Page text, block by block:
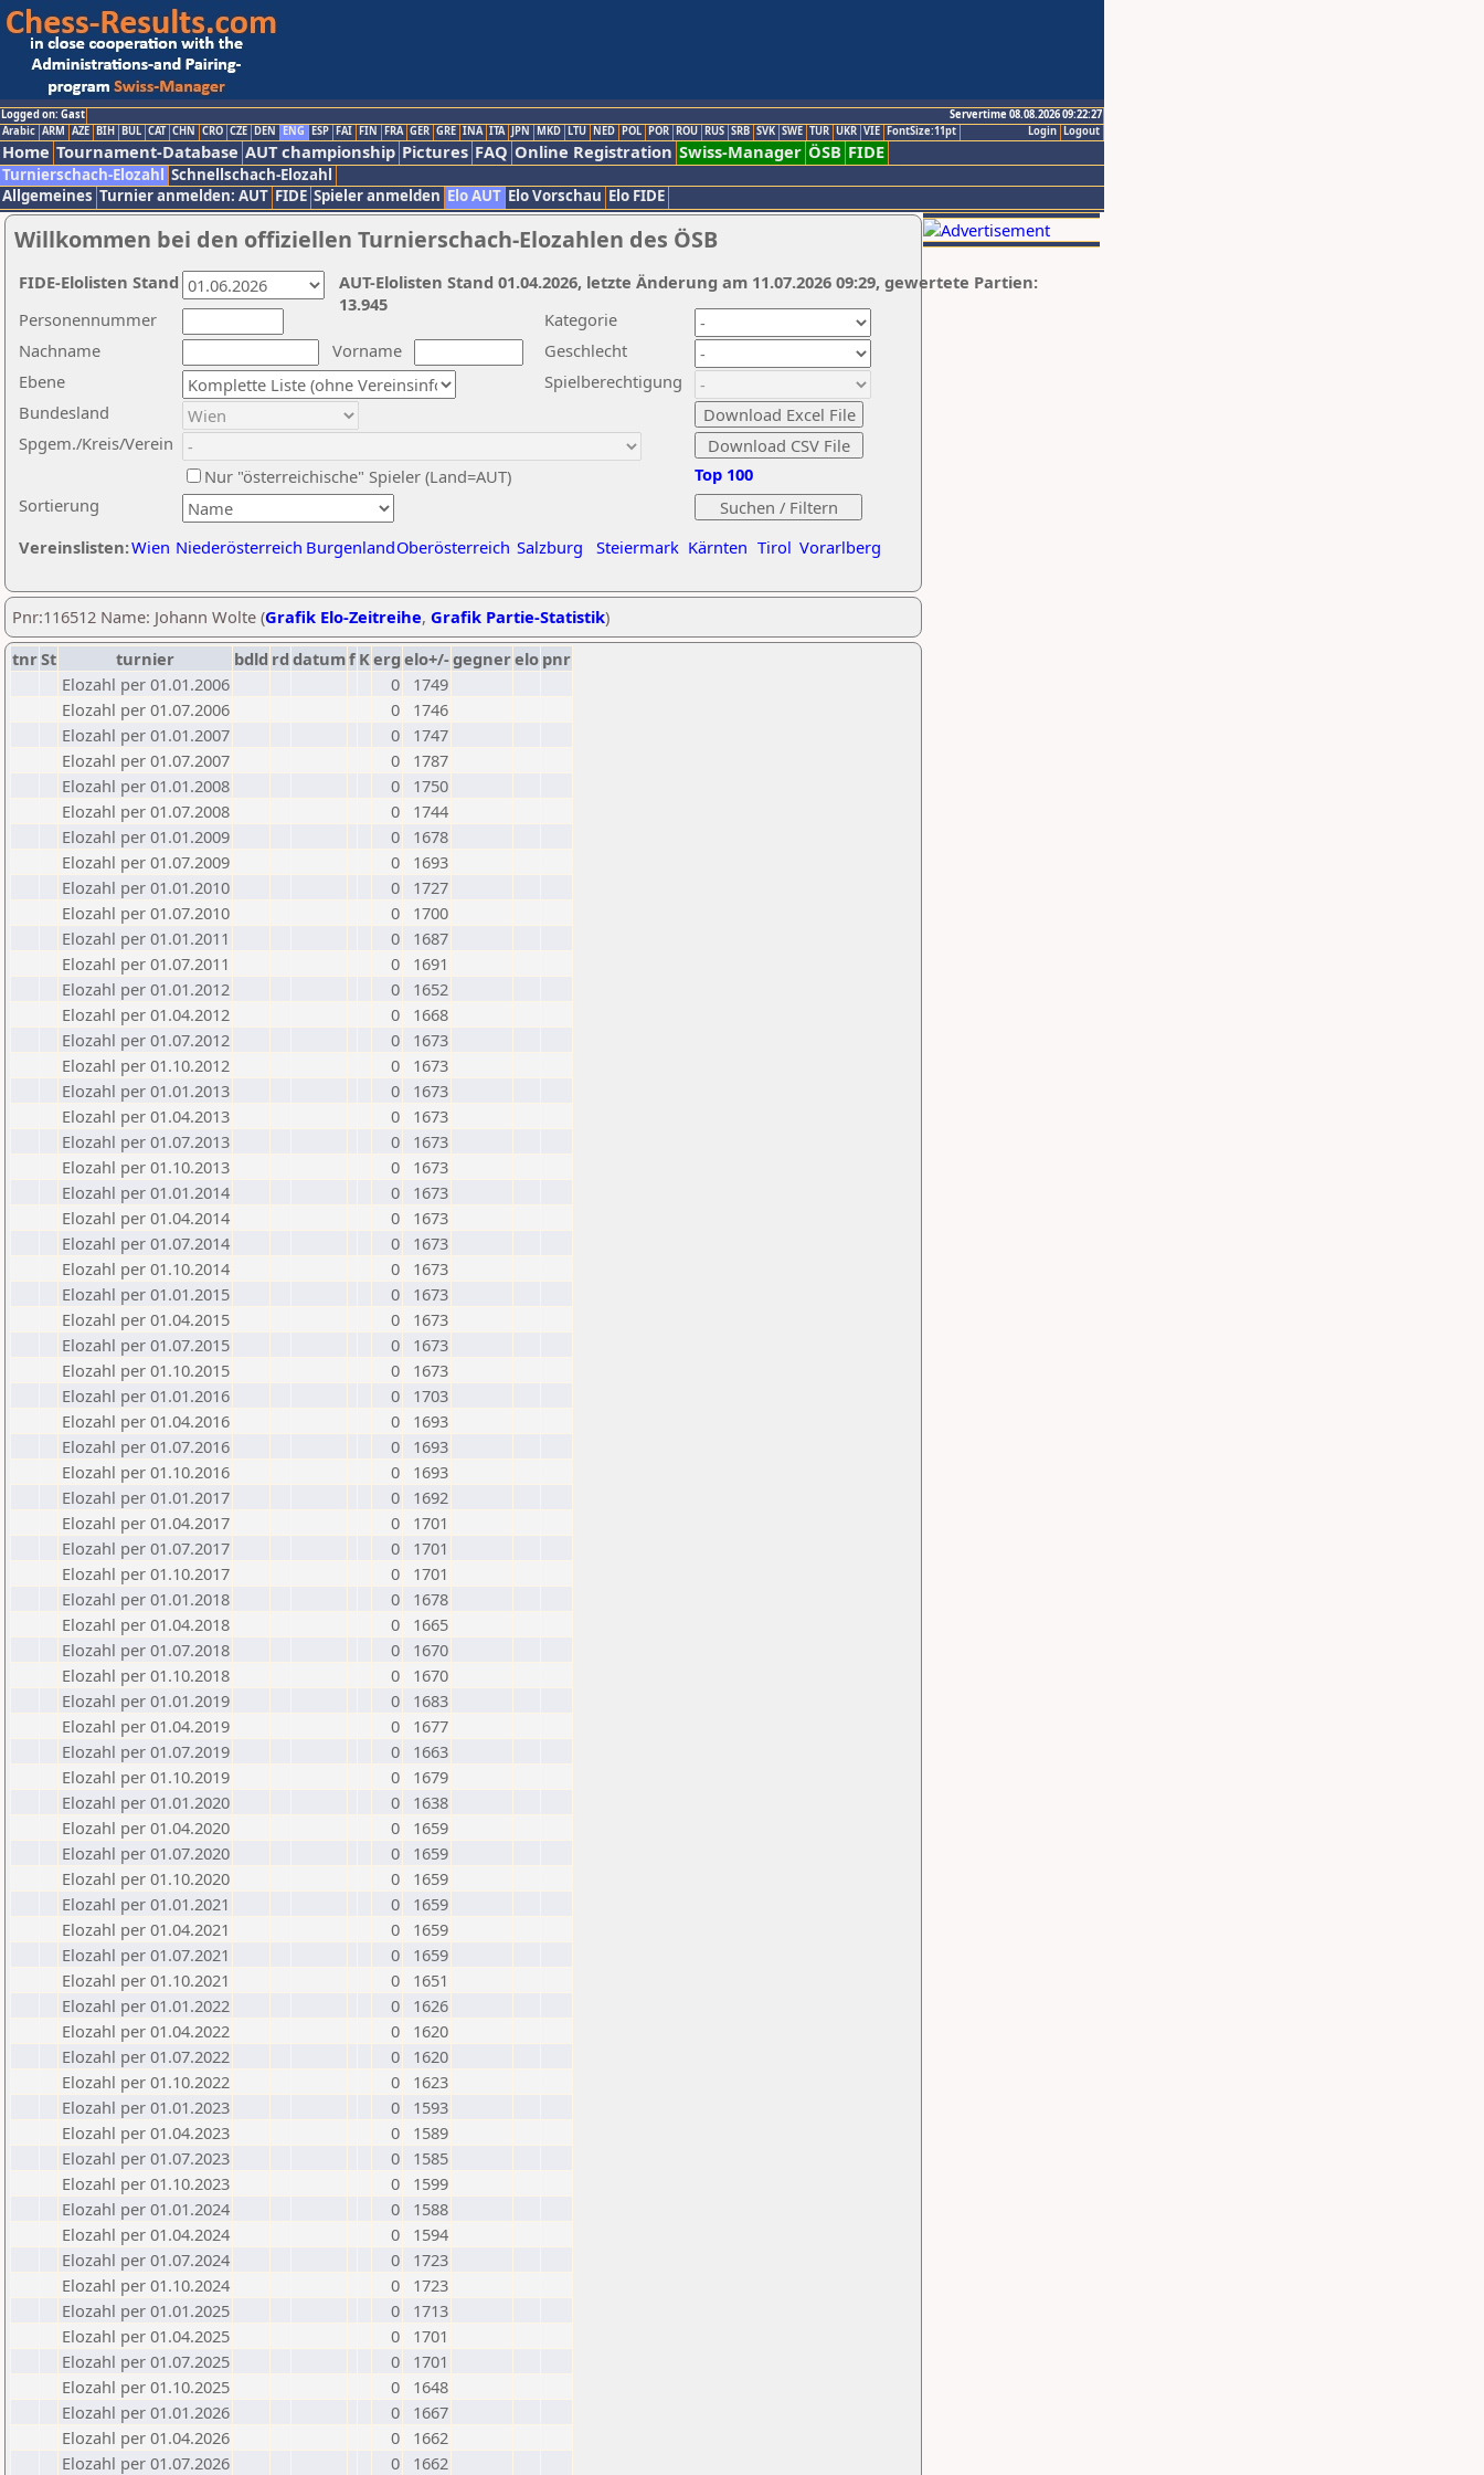
Logged on: Gast
Servertime 08.08.2026 09:22:27
Logout
Login
Arabic ARM AZE BIH BUL CAT CHN CRO CZE DEN ENG ESP FAI FIN FRA GER GRE INA ITA JPN MKD LTU NED POL POR ROU RUS SRB SVK SWE TUR UKR VIE FontSize:11pt
Home Tournament-Database AUT championship Pictures FAQ Online Registration Swiss-Manager ÖSB FIDE
Turnierschach-Elozahl Schnellschach-Elozahl
Allgemeines Turnier anmelden: AUT FIDE Spieler anmelden Elo AUT Elo Vorschau Elo FIDE
Willkommen bei den offiziellen Turnierschach-Elozahlen des ÖSB
Nachname
Vorname
Ebene
Kategorie
Sortierung
Personennummer
Bundesland
Spgem./Kreis/Verein
Geschlecht
Nur "österreichische" Spieler (Land=AUT)
Spielberechtigung
Vereinslisten:Wien Niederösterreich BurgenlandOberösterreich Salzburg Steiermark Kärnten Tirol Vorarlberg
Top 100
AUT-Elolisten Stand 01.04.2026, letzte Änderung am 11.07.2026 09:29, gewertete Partien:
13.945
FIDE-Elolisten Stand
Pnr:116512 Name: Johann Wolte (Grafik Elo-Zeitreihe, Grafik Partie-Statistik)
tnrSt turnier bdld rd datumf Kerg elo+/-gegnerelo pnr
Elozahl per 01.01.2006
0
1749
Elozahl per 01.07.2006
0
1746
Elozahl per 01.01.2007
0
1747
Elozahl per 01.07.2007
0
1787
Elozahl per 01.01.2008
0
1750
Elozahl per 01.07.2008
0
1744
Elozahl per 01.01.2009
0
1678
Elozahl per 01.07.2009
0
1693
Elozahl per 01.01.2010
0
1727
Elozahl per 01.07.2010
0
1700
Elozahl per 01.01.2011
0
1687
Elozahl per 01.07.2011
0
1691
Elozahl per 01.01.2012
0
1652
Elozahl per 01.04.2012
0
1668
Elozahl per 01.07.2012
0
1673
Elozahl per 01.10.2012
0
1673
Elozahl per 01.01.2013
0
1673
Elozahl per 01.04.2013
0
1673
Elozahl per 01.07.2013
0
1673
Elozahl per 01.10.2013
0
1673
Elozahl per 01.01.2014
0
1673
Elozahl per 01.04.2014
0
1673
Elozahl per 01.07.2014
0
1673
Elozahl per 01.10.2014
0
1673
Elozahl per 01.01.2015
0
1673
Elozahl per 01.04.2015
0
1673
Elozahl per 01.07.2015
0
1673
Elozahl per 01.10.2015
0
1673
Elozahl per 01.01.2016
0
1703
Elozahl per 01.04.2016
0
1693
Elozahl per 01.07.2016
0
1693
Elozahl per 01.10.2016
0
1693
Elozahl per 01.01.2017
0
1692
Elozahl per 01.04.2017
0
1701
Elozahl per 01.07.2017
0
1701
Elozahl per 01.10.2017
0
1701
Elozahl per 01.01.2018
0
1678
Elozahl per 01.04.2018
0
1665
Elozahl per 01.07.2018
0
1670
Elozahl per 01.10.2018
0
1670
Elozahl per 01.01.2019
0
1683
Elozahl per 01.04.2019
0
1677
Elozahl per 01.07.2019
0
1663
Elozahl per 01.10.2019
0
1679
Elozahl per 01.01.2020
0
1638
Elozahl per 01.04.2020
0
1659
Elozahl per 01.07.2020
0
1659
Elozahl per 01.10.2020
0
1659
Elozahl per 01.01.2021
0
1659
Elozahl per 01.04.2021
0
1659
Elozahl per 01.07.2021
0
1659
Elozahl per 01.10.2021
0
1651
Elozahl per 01.01.2022
0
1626
Elozahl per 01.04.2022
0
1620
Elozahl per 01.07.2022
0
1620
Elozahl per 01.10.2022
0
1623
Elozahl per 01.01.2023
0
1593
Elozahl per 01.04.2023
0
1589
Elozahl per 01.07.2023
0
1585
Elozahl per 01.10.2023
0
1599
Elozahl per 01.01.2024
0
1588
Elozahl per 01.04.2024
0
1594
Elozahl per 01.07.2024
0
1723
Elozahl per 01.10.2024
0
1723
Elozahl per 01.01.2025
0
1713
Elozahl per 01.04.2025
0
1701
Elozahl per 01.07.2025
0
1701
Elozahl per 01.10.2025
0
1648
Elozahl per 01.01.2026
0
1667
Elozahl per 01.04.2026
0
1662
Elozahl per 01.07.2026
0 1662